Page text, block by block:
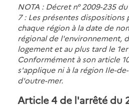
NOTA : Décret n° 2009-235
7 : Les présentes
chaque région à la date de
régional de l'environnement,
logement et au plus tard le 1er
Conformément à son article
s'applique ni à la région Ile-
d'outre-mer.
Article 4 de l'arrêté du